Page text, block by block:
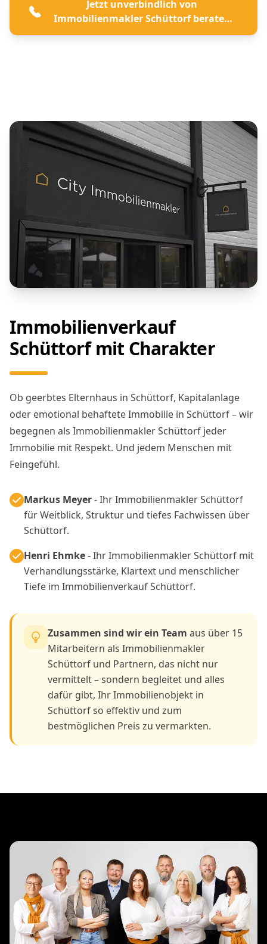
Jetzt unverbindlich von
Immobilienmakler Schüttorf beraten
lassen
Immobilienverkauf
Schüttorf mit Charakter
Ob geerbtes Elternhaus in Schüttorf, Kapitalanlage
oder emotional behaftete Immobilie in Schüttorf – wir
begegnen als Immobilienmakler Schüttorf jeder
Immobilie mit Respekt. Und jedem Menschen mit
Feingefühl.
Markus Meyer- Ihr Immobilienmakler Schüttorf
für Weitblick, Struktur und tiefes Fachwissen über
Schüttorf.
Henri Ehmke- Ihr Immobilienmakler Schüttorf mit
Verhandlungsstärke, Klartext und menschlicher
Tiefe im Immobilienverkauf Schüttorf.
Zusammen sind wir ein Team aus über 15
Mitarbeitern als Immobilienmakler
Schüttorf und Partnern, das nicht nur
vermittelt – sondern begleitet und alles
dafür gibt, Ihr Immobilienobjekt in
Schüttorf so effektiv und zum
bestmöglichen Preis zu vermarkten.